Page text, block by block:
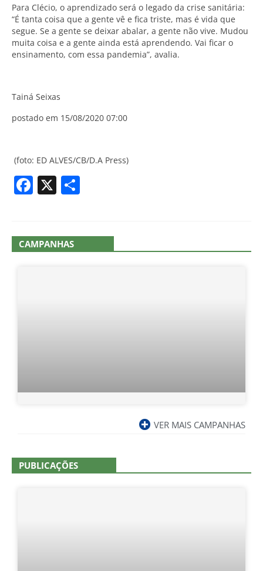
Para Clécio, o aprendizado será o legado da crise sanitária:
“É tanta coisa que a gente vê e fica triste, mas é vida que
segue. Se a gente se deixar abalar, a gente não vive. Mudou
muita coisa e a gente ainda está aprendendo. Vai ficar o
ensinamento, com essa pandemia”, avalia.
Tainá Seixas
postado em 15/08/2020 07:00
(foto: ED ALVES/CB/D.A Press)
Facebook
X
CAMPANHAS
VER MAIS CAMPANHAS
PUBLICAÇÕES